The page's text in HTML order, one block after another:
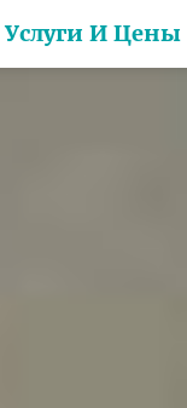
Услуги И Цены